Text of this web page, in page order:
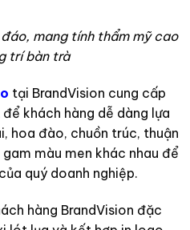
mang tính thẩm mỹ cao
trí bàn trà
tại BrandVision cung cấp
khách hàng dễ dàng lựa
hoa đào, chuồn trúc, thuận
màu men khác nhau để
quý doanh nghiệp.
hàng BrandVision đặc